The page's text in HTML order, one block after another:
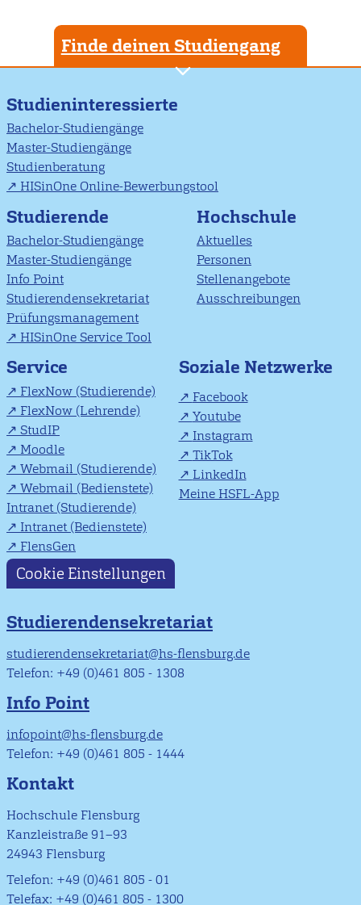
Finde deinen Studiengang
Studieninteressierte
Bachelor-Studiengänge
Master-Studiengänge
Studienberatung
HISinOne Online-Bewerbungstool
Studierende
Bachelor-Studiengänge
Master-Studiengänge
Info Point
Studierendensekretariat
Prüfungsmanagement
HISinOne Service Tool
Hochschule
Aktuelles
Personen
Stellenangebote
Ausschreibungen
Service
FlexNow (Studierende)
FlexNow (Lehrende)
StudIP
Moodle
Webmail (Studierende)
Webmail (Bedienstete)
Intranet (Studierende)
Intranet (Bedienstete)
FlensGen
Soziale Netzwerke
Facebook
Youtube
Instagram
TikTok
LinkedIn
Meine HSFL-App
Cookie Einstellungen
Studierendensekretariat
studierendensekretariat@hs-flensburg.de
Telefon: +49 (0)461 805 - 1308
Info Point
infopoint@hs-flensburg.de
Telefon: +49 (0)461 805 - 1444
Kontakt
Hochschule Flensburg
Kanzleistraße 91–93
24943 Flensburg
Telefon: +49 (0)461 805 - 01
Telefax: +49 (0)461 805 - 1300